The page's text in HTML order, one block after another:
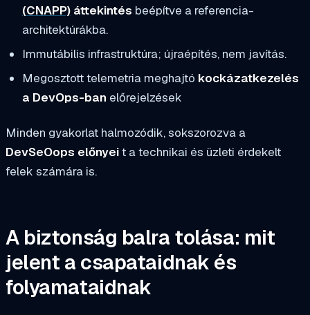
(CNAPP)áttekintés beépítve a referencia-
architektúrákba.
Immutábilis infrastruktúra; újraépítés, nem javítás.
Megosztott telemetria meghajtó kockázatkezelés
a DevOps-ban előrejelzések
Minden gyakorlat halmozódik, sokszorozva a
DevSeOops előnyeit a technikai és üzleti érdekelt
felek számára is.
A biztonság balra tolása: mit
jelent a csapataidnak és
folyamataidnak